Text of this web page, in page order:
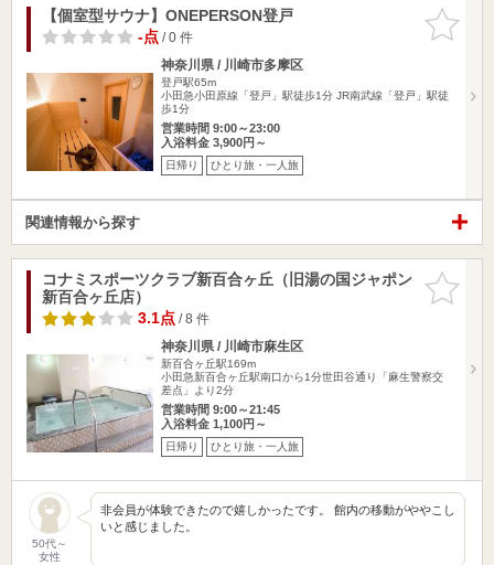
お気に入
りに追加
【個室型サウナ】ONEPERSON登戸
-点/ 0 件
神奈川県 / 川崎市多摩区
登戸駅65m
小田急小田原線「登戸」駅徒歩1分 JR南武線「登戸」駅徒
歩1分
営業時間 9:00～23:00
入浴料金 3,900円～
日帰り ひとり旅・一人旅
関連情報から探す
お気に入
りに追加
コナミスポーツクラブ新百合ヶ丘（旧湯の国ジャポン
新百合ヶ丘店）
3.1点/ 8 件
神奈川県 / 川崎市麻生区
新百合ヶ丘駅169m
小田急新百合ヶ丘駅南口から1分世田谷通り「麻生警察交
差点」より2分
営業時間 9:00～21:45
入浴料金 1,100円～
日帰り ひとり旅・一人旅
50代～
女性
非会員が体験できたので嬉しかったです。 館内の移動がややこし
いと感じました。